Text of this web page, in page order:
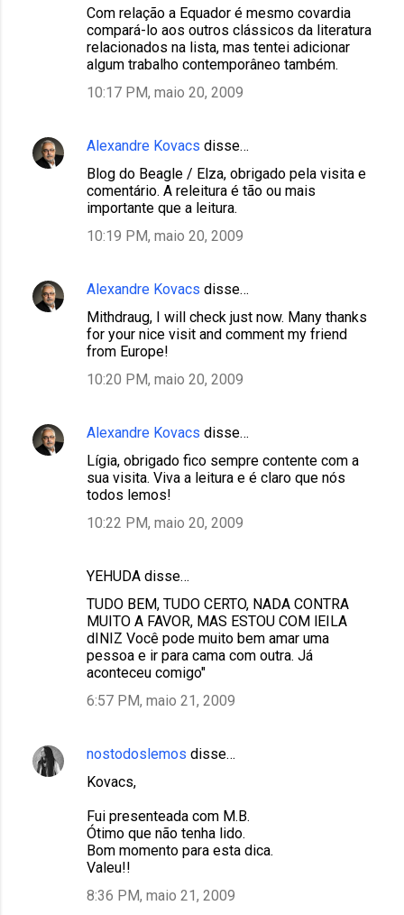
Com relação a Equador é mesmo covardia
compará-lo aos outros clássicos da literatura
relacionados na lista, mas tentei adicionar
algum trabalho contemporâneo também.
10:17 PM, maio 20, 2009
Alexandre Kovacs disse…
Blog do Beagle / Elza, obrigado pela visita e
comentário. A releitura é tão ou mais
importante que a leitura.
10:19 PM, maio 20, 2009
Alexandre Kovacs disse…
Mithdraug, I will check just now. Many thanks
for your nice visit and comment my friend
from Europe!
10:20 PM, maio 20, 2009
Alexandre Kovacs disse…
Lígia, obrigado fico sempre contente com a
sua visita. Viva a leitura e é claro que nós
todos lemos!
10:22 PM, maio 20, 2009
YEHUDA disse…
TUDO BEM, TUDO CERTO, NADA CONTRA
MUITO A FAVOR, MAS ESTOU COM lEILA
dINIZ Você pode muito bem amar uma
pessoa e ir para cama com outra. Já
aconteceu comigo"
6:57 PM, maio 21, 2009
nostodoslemos disse…
Kovacs,
Fui presenteada com M.B.
Ótimo que não tenha lido.
Bom momento para esta dica.
Valeu!!
8:36 PM, maio 21, 2009